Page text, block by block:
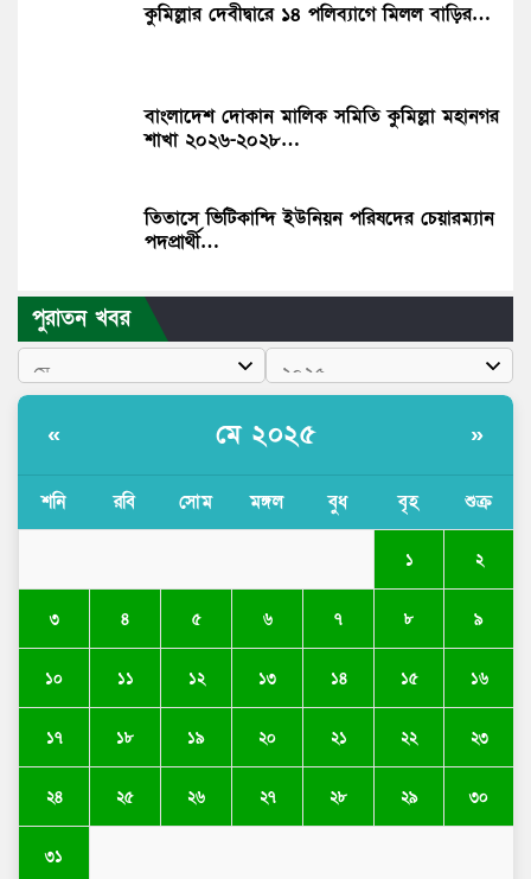
কুমিল্লার দেবীদ্বারে ১৪ পলিব‍্যাগে মিলল বাড়ির…
বাংলাদেশ দোকান মালিক সমিতি কুমিল্লা মহানগর
শাখা ২০২৬-২০২৮…
তিতাসে ভিটিকান্দি ইউনিয়ন পরিষদের চেয়ারম্যান
পদপ্রার্থী…
পুরাতন খবর
« মে ২০২৫ »
শনি রবি সোম মঙ্গল বুধ বৃহ শুক্র
১ ২
৩ ৪ ৫ ৬ ৭ ৮ ৯
১০ ১১ ১২ ১৩ ১৪ ১৫ ১৬
১৭ ১৮ ১৯ ২০ ২১ ২২ ২৩
২৪ ২৫ ২৬ ২৭ ২৮ ২৯ ৩০
৩১